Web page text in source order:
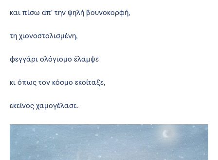
και πίσω απ' την ψηλή βουνοκορφή,
τη χιονοστολισμένη,
φεγγάρι ολόγιομο έλαμψε
κι όπως τον κόσμο εκοίταξε,
εκείνος χαμογέλασε.